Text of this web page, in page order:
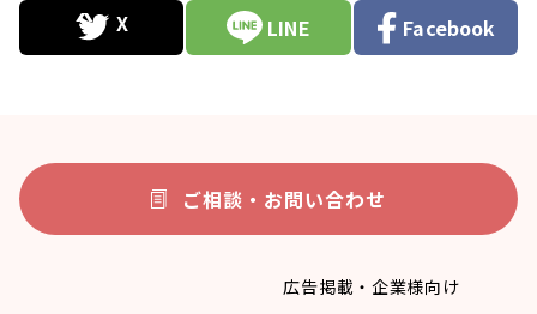
LINE Facebook
ご相談・お問い合わせ
広告掲載・企業様向け